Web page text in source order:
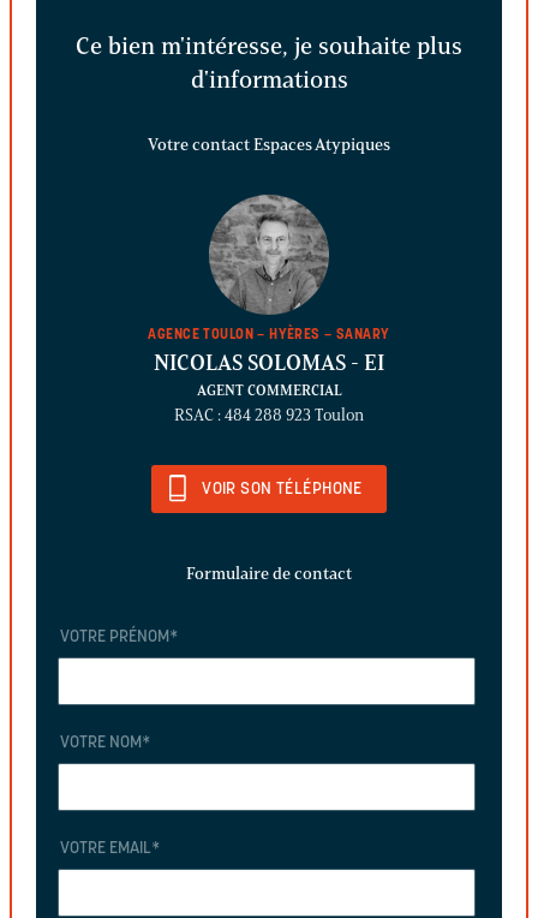
Ce bien m'intéresse, je souhaite plus
d'informations
Votre contact Espaces Atypiques
AGENCE TOULON – HYÈRES – SANARY
NICOLAS SOLOMAS - EI
AGENT COMMERCIAL
RSAC : 484 288 923 Toulon
VOIR SON TÉLÉPHONE
Formulaire de contact
VOTRE PRÉNOM *
VOTRE NOM *
VOTRE EMAIL*